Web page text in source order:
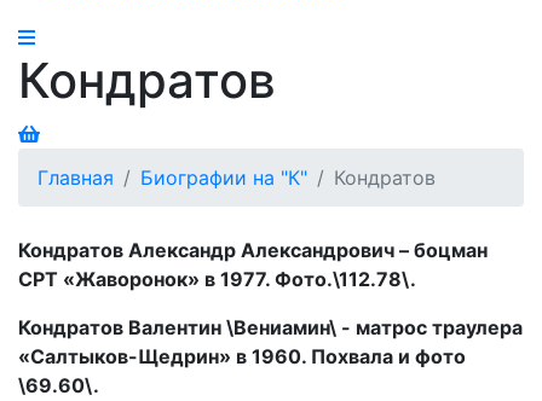
Кондратов
Главная Биографии на "К" Кондратов
Кондратов Александр Александрович – боцман
СРТ «Жаворонок» в 1977. Фото.\112.78\.
Кондратов Валентин \Вениамин\ - матрос траулера
«Салтыков-Щедрин» в 1960. Похвала и фото
\69.60\.